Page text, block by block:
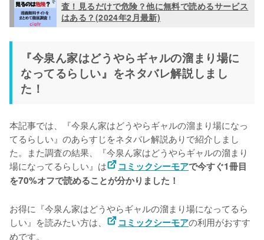
査！見るだけで危険？他に無料で読めるサービス
はある？(2024年2月最新)
『今泉ん家はどうやらギャルの溜まり場に
なってるらしい』をネタバレ解説しまし
た！
本記事では、『今泉ん家はどうやらギャルの溜まり場になっ
てるらしい』のあらすじをネタバレ解説ありで紹介しまし
た。また調査の結果、『今泉ん家はどうやらギャルの溜まり
場になってるらしい』は
コミックシーモアで今すぐ1冊目
を70%オフで読めることが分かりました！
お得に『今泉ん家はどうやらギャルの溜まり場になってるら
しい』を読みたい方は、
コミックシーモアの利用がおすす
めです。